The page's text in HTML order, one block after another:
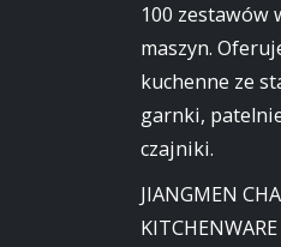
100 zestawów
maszyn.
kuchenne ze
garnki,
czajniki.
JIANGMEN